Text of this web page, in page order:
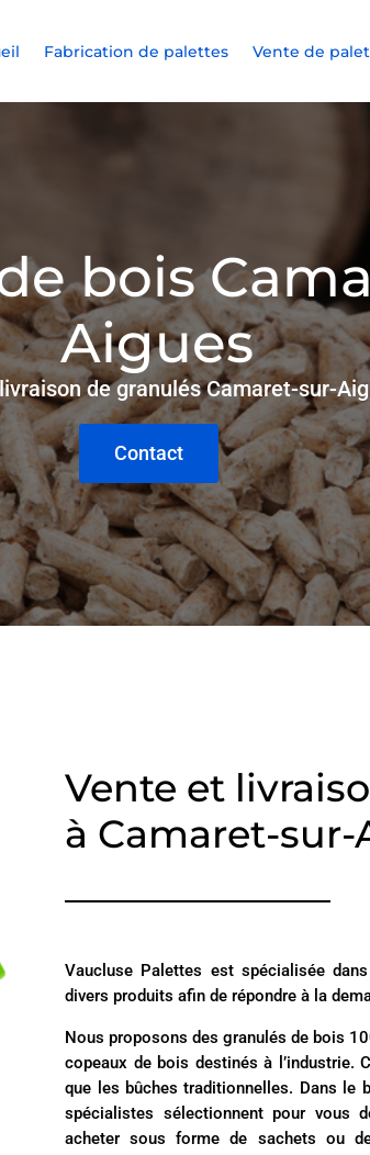
Fabrication de palettes Vente de
bois
Aigues
de granulés Camaret-sur-
Contact
Vente et
à Camaret-sur-
Vaucluse Palettes est spécialisée
divers produits afin de répondre à la
Nous proposons des granulés de bois
copeaux de bois destinés à
que les bûches traditionnelles. Dans le
spécialistes sélectionnent pour vous
acheter sous forme de sachets ou